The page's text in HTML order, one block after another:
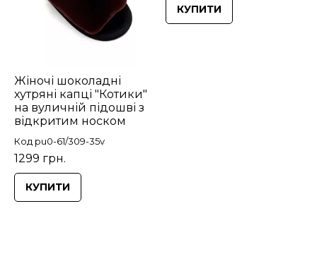
Жіночі шоколадні
хутряні капці "Котики"
на вуличній підошві з
відкритим носком
Код pu0-61/309-35v
1299 грн.
КУПИТИ
КУПИТИ